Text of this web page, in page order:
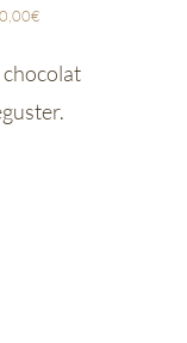
€
chocolat